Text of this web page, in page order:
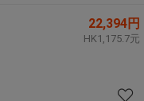
22,394円
HK1,175.7元